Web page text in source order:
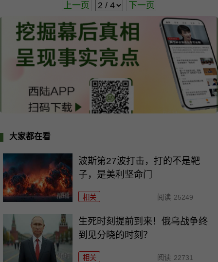
上一页 下一页
大家都在看
波斯第27波打击，打的不是靶
子，是美利坚命门
相关 阅读 25249
生死时刻提前到来！俄乌战争终
到见分晓的时刻？
相关 阅读 22731